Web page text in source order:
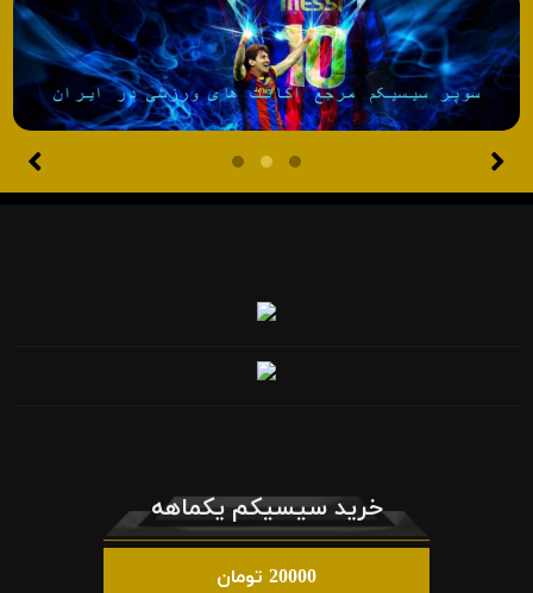
خرید سیسیکم یکماهه
20000 تومان